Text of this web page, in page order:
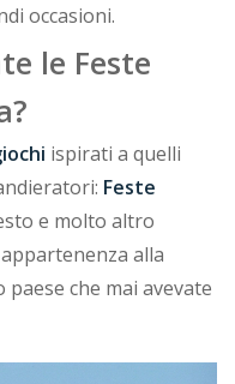
occasioni.
le Feste
ispirati a quelli
Feste
e molto altro
alla
che mai avevate